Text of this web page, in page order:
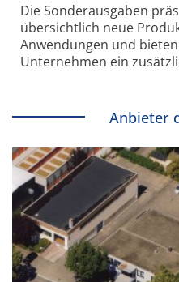
Die Sonder­ausgaben
übersichtlich neue
Anwendungen und
Unternehmen ein
Anbieter